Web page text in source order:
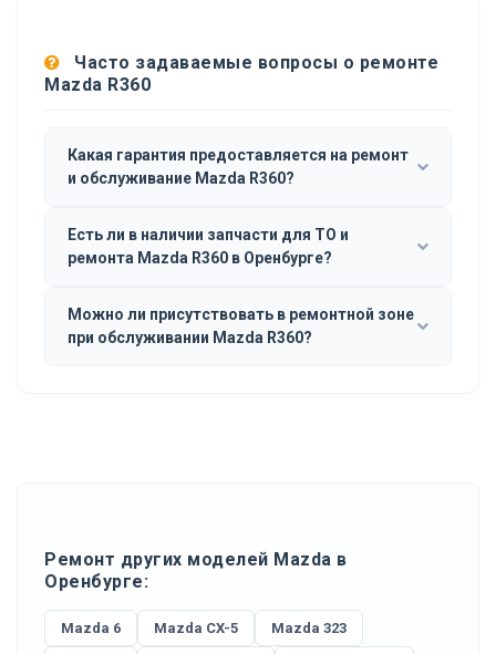
Часто задаваемые вопросы о ремонте
Mazda R360
Какая гарантия предоставляется на ремонт
и обслуживание Mazda R360?
Есть ли в наличии запчасти для ТО и
ремонта Mazda R360 в Оренбурге?
Можно ли присутствовать в ремонтной зоне
при обслуживании Mazda R360?
Ремонт других моделей Mazda в
Оренбурге:
Mazda 6 Mazda CX-5 Mazda 323